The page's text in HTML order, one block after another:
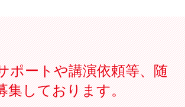
ポートや講演依頼等、随
集しております。